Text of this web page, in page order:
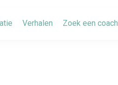
Verhalen Zoek een coach